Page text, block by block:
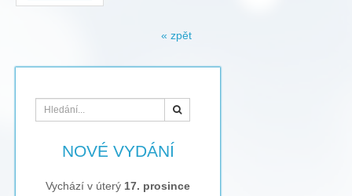
« zpět
NOVÉ VYDÁNÍ
Vychází v úterý 17. prosince